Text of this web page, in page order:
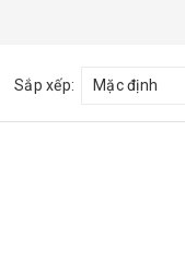
Sắp xếp: